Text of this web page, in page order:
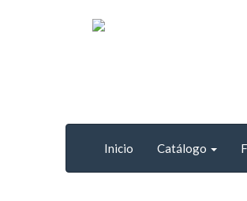
Inicio Catálogo